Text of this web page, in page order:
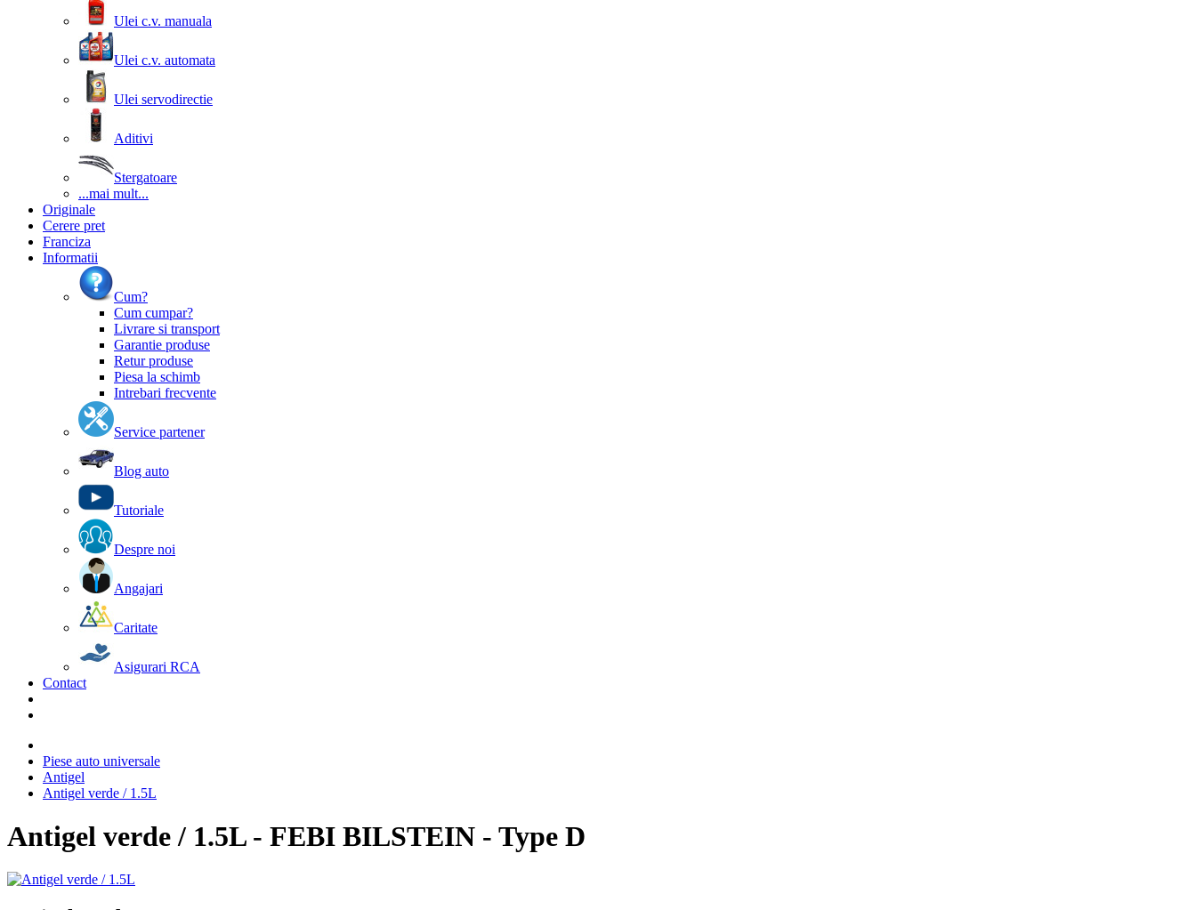
Ulei c.v. manuala
Ulei c.v. automata
Ulei servodirectie
Aditivi
Stergatoare
...mai mult...
Originale
Cerere pret
Franciza
Informatii
Cum?
Cum cumpar?
Livrare si transport
Garantie produse
Retur produse
Piesa la schimb
Intrebari frecvente
Service partener
Blog auto
Tutoriale
Despre noi
Angajari
Caritate
Asigurari RCA
Contact
Piese auto universale
Antigel
Antigel verde / 1.5L
Antigel verde / 1.5L - FEBI BILSTEIN - Type D